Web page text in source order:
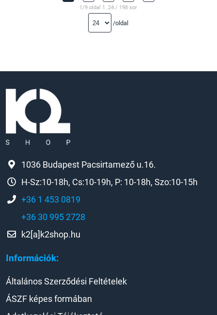
1/9 oldal 1..24 / 198 sor
/oldal
Információk:
1036 Budapest Pacsirtamező u.16.
H-Sz:10-18h, Cs:10-19h, P: 10-18h, Szo:10-15h
+36 1 453 0819
+36 30 995 2728
k2[a]k2shop.hu
Általános Szerződési Feltételek
ÁSZF képes formában